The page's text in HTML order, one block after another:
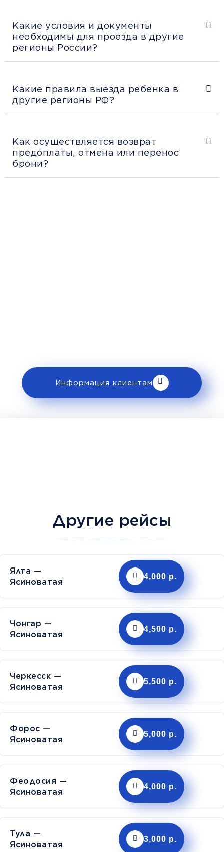
Какие условия и документы
необходимы для проезда в другие
регионы России?
Какие правила выезда ребенка в
другие регионы РФ?
Как осуществляется возврат
предоплаты, отмена или перенос
брони?
Информация клиентам
Другие рейсы
Ялта —
Ясиноватая
4,000 р.
Чонгар —
Ясиноватая
4,500 р.
Черкесск —
Ясиноватая
5,500 р.
Форос —
Ясиноватая
5,000 р.
Феодосия —
Ясиноватая
4,000 р.
Тула —
Ясиноватая
3,000 р.